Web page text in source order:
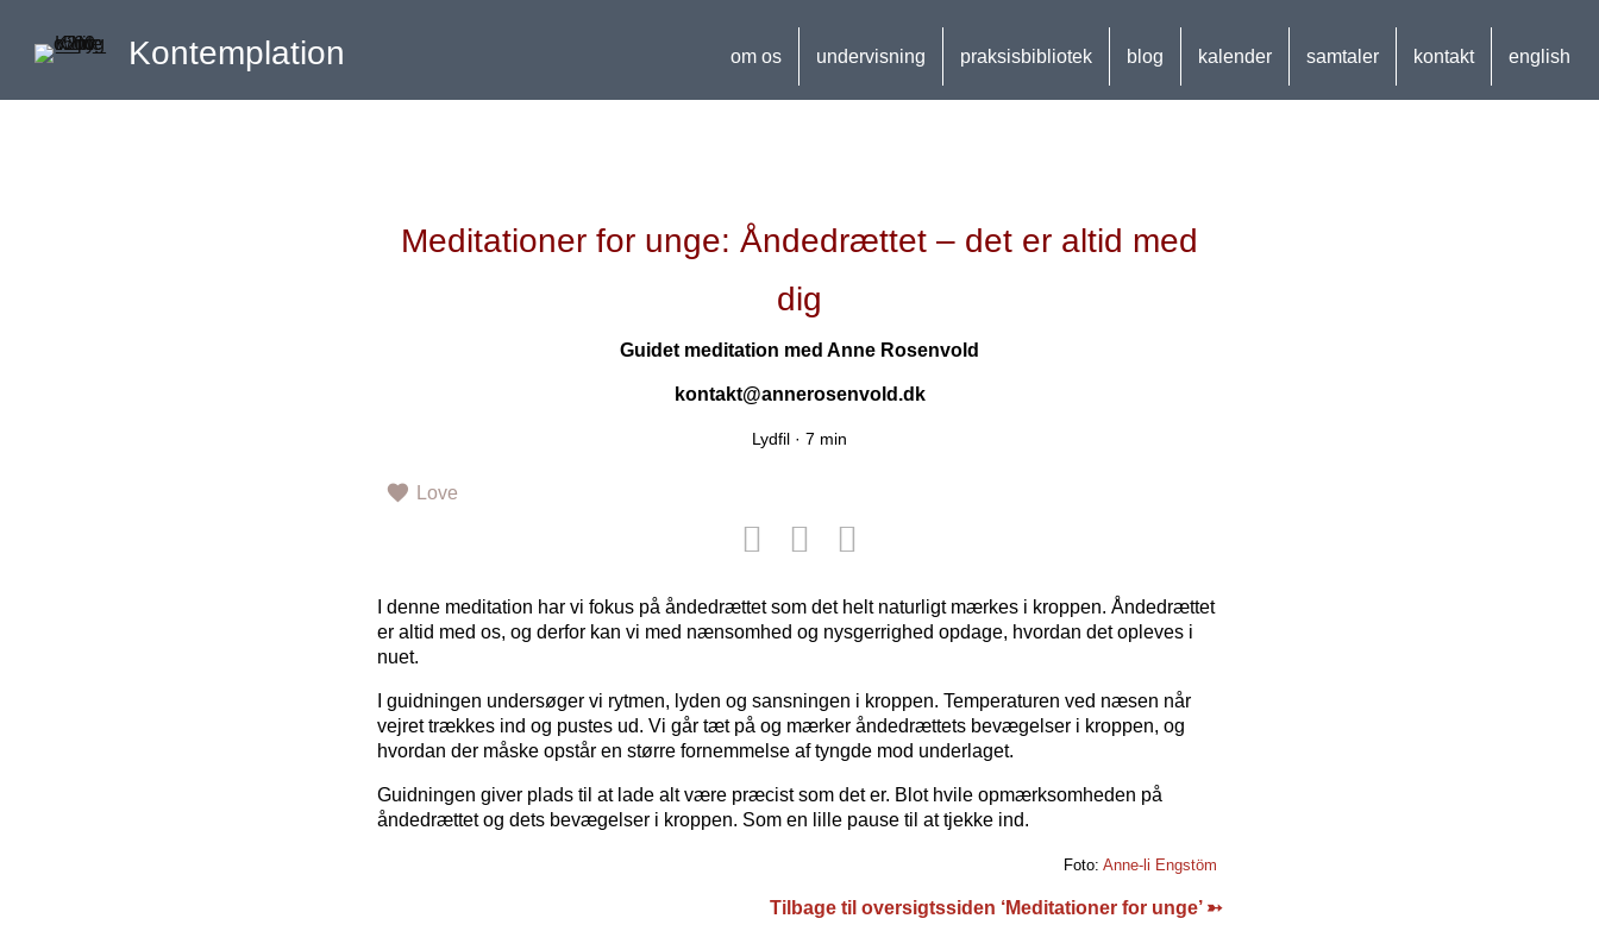
Kontemplation om os undervisning praksisbibliotek blog kalender samtaler kontakt english
Meditationer for unge: Åndedrættet – det er altid med
dig
Guidet meditation med Anne Rosenvold
kontakt@annerosenvold.dk
Lydfil · 7 min
Love
I denne meditation har vi fokus på åndedrættet som det helt naturligt mærkes i kroppen. Åndedrættet
er altid med os, og derfor kan vi med nænsomhed og nysgerrighed opdage, hvordan det opleves i
nuet.
I guidningen undersøger vi rytmen, lyden og sansningen i kroppen. Temperaturen ved næsen når
vejret trækkes ind og pustes ud. Vi går tæt på og mærker åndedrættets bevægelser i kroppen, og
hvordan der måske opstår en større fornemmelse af tyngde mod underlaget.
Guidningen giver plads til at lade alt være præcist som det er. Blot hvile opmærksomheden på
åndedrættet og dets bevægelser i kroppen. Som en lille pause til at tjekke ind.
Foto: Anne-li Engstöm
Tilbage til oversigtssiden ‘Meditationer for unge’ ➳